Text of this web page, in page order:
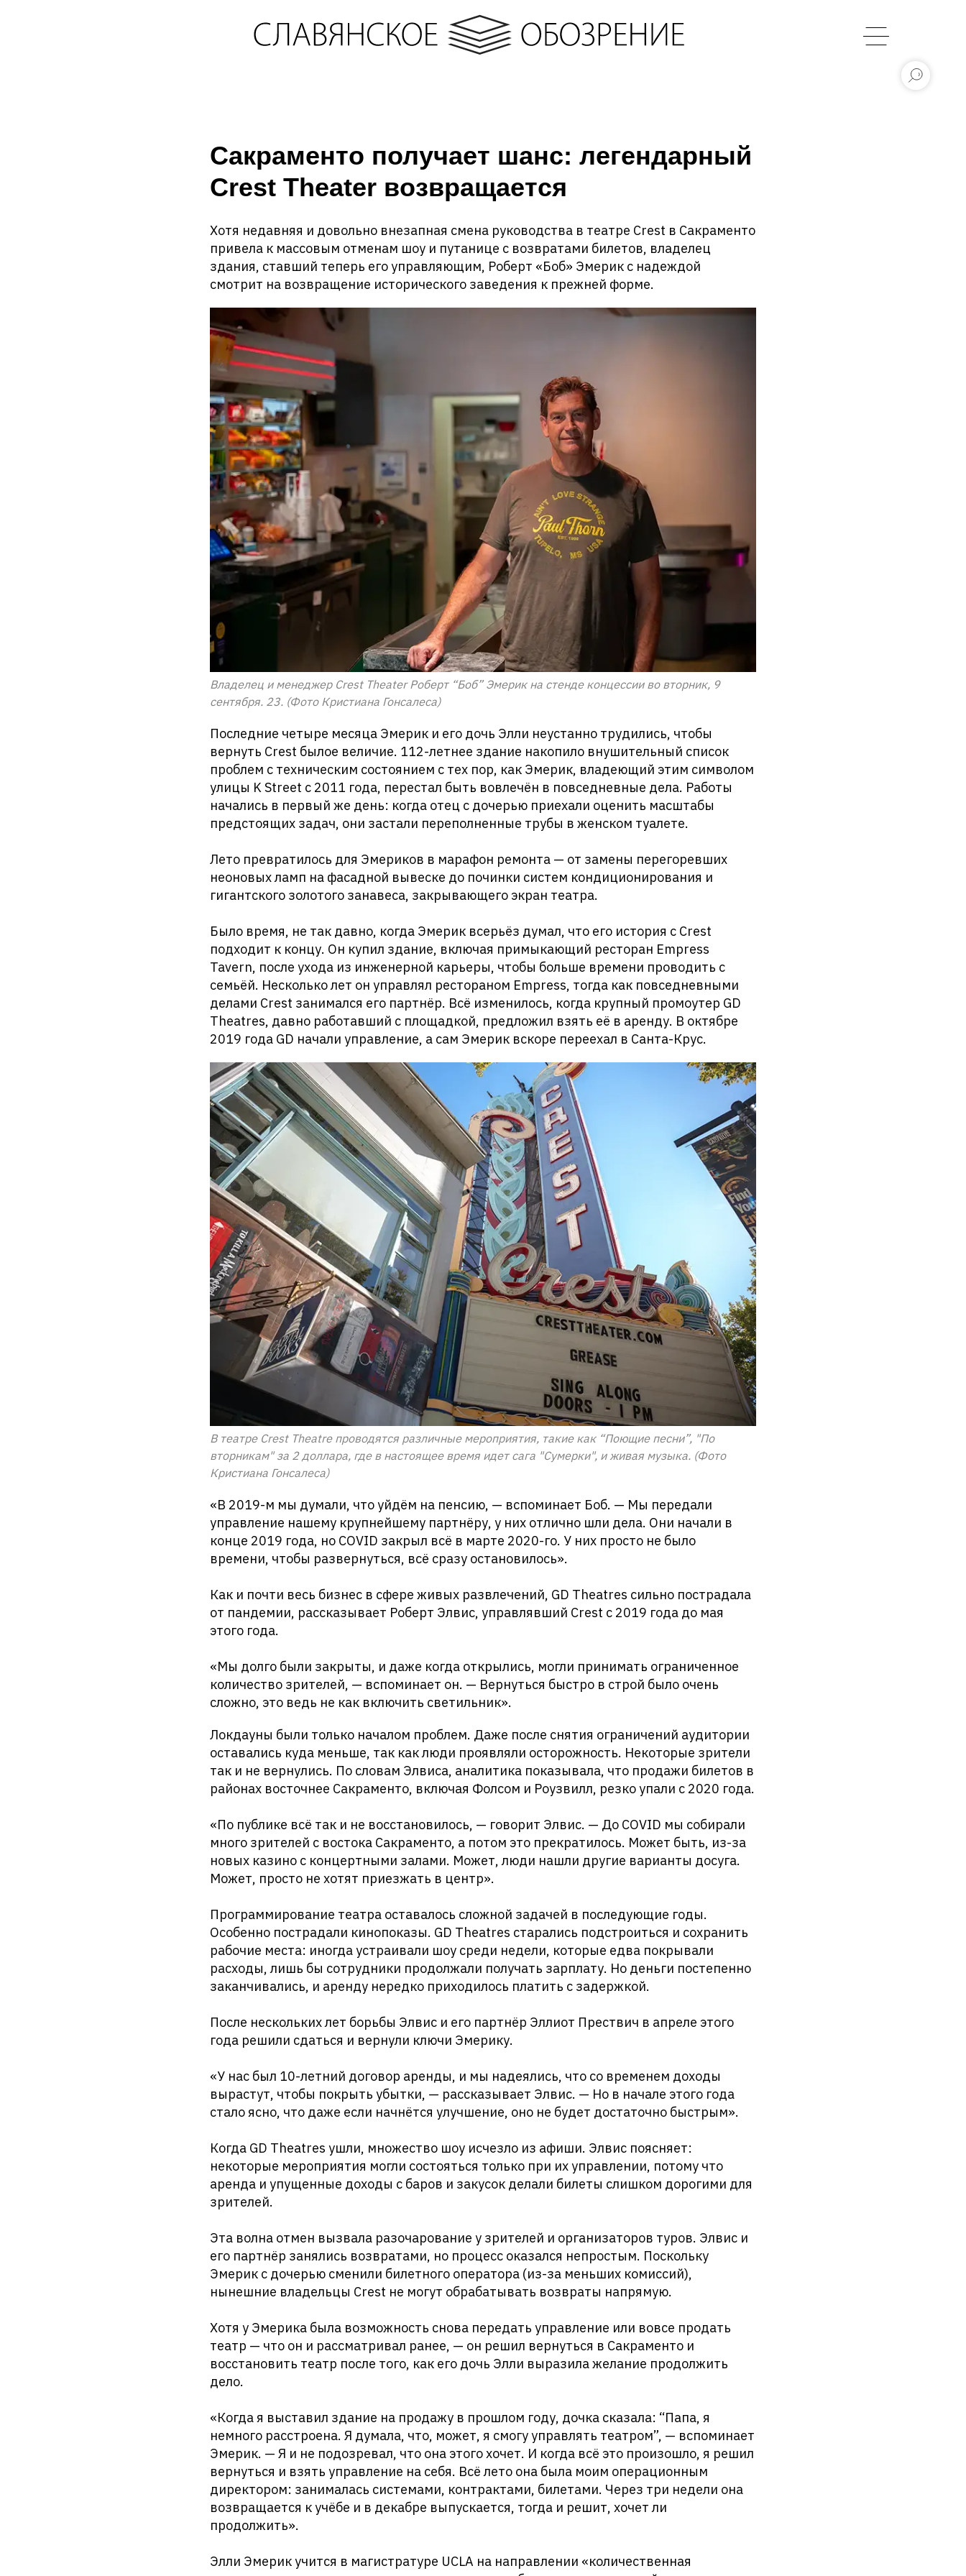
Сакраменто получает шанс: легендарный
Crest Theater возвращается
Хотя недавняя и довольно внезапная смена руководства в театре Crest в Сакраменто
привела к массовым отменам шоу и путанице с возвратами билетов, владелец
здания, ставший теперь его управляющим, Роберт «Боб» Эмерик с надеждой
смотрит на возвращение исторического заведения к прежней форме.
Владелец и менеджер Crest Theater Роберт “Боб” Эмерик на стенде концессии во вторник, 9
сентября. 23. (Фото Кристиана Гонсалеса)
Последние четыре месяца Эмерик и его дочь Элли неустанно трудились, чтобы
вернуть Crest былое величие. 112-летнее здание накопило внушительный список
проблем с техническим состоянием с тех пор, как Эмерик, владеющий этим символом
улицы K Street с 2011 года, перестал быть вовлечён в повседневные дела. Работы
начались в первый же день: когда отец с дочерью приехали оценить масштабы
предстоящих задач, они застали переполненные трубы в женском туалете.
Лето превратилось для Эмериков в марафон ремонта — от замены перегоревших
неоновых ламп на фасадной вывеске до починки систем кондиционирования и
гигантского золотого занавеса, закрывающего экран театра.
Было время, не так давно, когда Эмерик всерьёз думал, что его история с Crest
подходит к концу. Он купил здание, включая примыкающий ресторан Empress
Tavern, после ухода из инженерной карьеры, чтобы больше времени проводить с
семьёй. Несколько лет он управлял рестораном Empress, тогда как повседневными
делами Crest занимался его партнёр. Всё изменилось, когда крупный промоутер GD
Theatres, давно работавший с площадкой, предложил взять её в аренду. В октябре
2019 года GD начали управление, а сам Эмерик вскоре переехал в Санта-Крус.
В театре Crest Theatre проводятся различные мероприятия, такие как “Поющие песни”, "По
вторникам" за 2 доллара, где в настоящее время идет сага "Сумерки", и живая музыка. (Фото
Кристиана Гонсалеса)
«В 2019-м мы думали, что уйдём на пенсию, — вспоминает Боб. — Мы передали
управление нашему крупнейшему партнёру, у них отлично шли дела. Они начали в
конце 2019 года, но COVID закрыл всё в марте 2020-го. У них просто не было
времени, чтобы развернуться, всё сразу остановилось».
Как и почти весь бизнес в сфере живых развлечений, GD Theatres сильно пострадала
от пандемии, рассказывает Роберт Элвис, управлявший Crest с 2019 года до мая
этого года.
«Мы долго были закрыты, и даже когда открылись, могли принимать ограниченное
количество зрителей, — вспоминает он. — Вернуться быстро в строй было очень
сложно, это ведь не как включить светильник».
Локдауны были только началом проблем. Даже после снятия ограничений аудитории
оставались куда меньше, так как люди проявляли осторожность. Некоторые зрители
так и не вернулись. По словам Элвиса, аналитика показывала, что продажи билетов в
районах восточнее Сакраменто, включая Фолсом и Роузвилл, резко упали с 2020 года.
«По публике всё так и не восстановилось, — говорит Элвис. — До COVID мы собирали
много зрителей с востока Сакраменто, а потом это прекратилось. Может быть, из-за
новых казино с концертными залами. Может, люди нашли другие варианты досуга.
Может, просто не хотят приезжать в центр».
Программирование театра оставалось сложной задачей в последующие годы.
Особенно пострадали кинопоказы. GD Theatres старались подстроиться и сохранить
рабочие места: иногда устраивали шоу среди недели, которые едва покрывали
расходы, лишь бы сотрудники продолжали получать зарплату. Но деньги постепенно
заканчивались, и аренду нередко приходилось платить с задержкой.
После нескольких лет борьбы Элвис и его партнёр Эллиот Прествич в апреле этого
года решили сдаться и вернули ключи Эмерику.
«У нас был 10-летний договор аренды, и мы надеялись, что со временем доходы
вырастут, чтобы покрыть убытки, — рассказывает Элвис. — Но в начале этого года
стало ясно, что даже если начнётся улучшение, оно не будет достаточно быстрым».
Когда GD Theatres ушли, множество шоу исчезло из афиши. Элвис поясняет:
некоторые мероприятия могли состояться только при их управлении, потому что
аренда и упущенные доходы с баров и закусок делали билеты слишком дорогими для
зрителей.
Эта волна отмен вызвала разочарование у зрителей и организаторов туров. Элвис и
его партнёр занялись возвратами, но процесс оказался непростым. Поскольку
Эмерик с дочерью сменили билетного оператора (из-за меньших комиссий),
нынешние владельцы Crest не могут обрабатывать возвраты напрямую.
Хотя у Эмерика была возможность снова передать управление или вовсе продать
театр — что он и рассматривал ранее, — он решил вернуться в Сакраменто и
восстановить театр после того, как его дочь Элли выразила желание продолжить
дело.
«Когда я выставил здание на продажу в прошлом году, дочка сказала: “Папа, я
немного расстроена. Я думала, что, может, я смогу управлять театром”, — вспоминает
Эмерик. — Я и не подозревал, что она этого хочет. И когда всё это произошло, я решил
вернуться и взять управление на себя. Всё лето она была моим операционным
директором: занималась системами, контрактами, билетами. Через три недели она
возвращается к учёбе и в декабре выпускается, тогда и решит, хочет ли
продолжить».
Элли Эмерик учится в магистратуре UCLA на направлении «количественная